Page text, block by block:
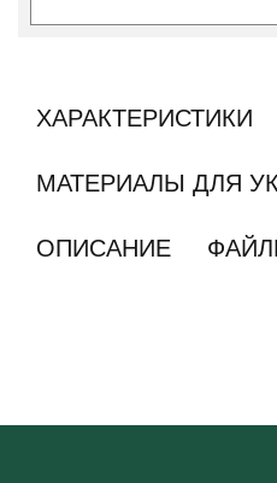
ХАРАКТЕРИСТИКИ
МАТЕРИАЛЫ ДЛЯ
ОПИСАНИЕ